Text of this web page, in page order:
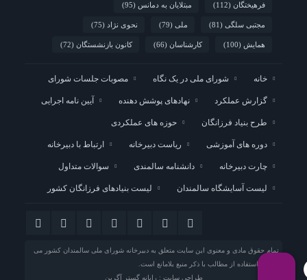
فرهیختگان (112) مبتلایان به دمانس (95)
مجتبی سلگی (81) ملی (79) نحوی نژاد (75)
همایش (100) کارشناسان (66) کانون بازنشستگان (72)
خانه شورای ملی در یک نگاه مصوبات جلسات شورای
گزارش عملکرد نهادهای پوشش دهنده آیین نامه اجرایی
طرح بنیاد فرزانگان حوزه های عملکردی
دوره های آموزشی ریاست دبیرخانه ارتباط با دبیرخانه
چارت دبیرخانه دانشنامه سالمندی سوالات متداول
لیست آسایشگاه سالمندان لیست بنیادهای فرزانگان کشور
تمام حقوق مادی و معنوی این سایت متعلق به دبیرخانه شورای ملی سالمندان کشور می
باشد و استفاده از مطالب با ذکر منبع بلامانع است.
طراحی سایت : رایانه گستر آگرین